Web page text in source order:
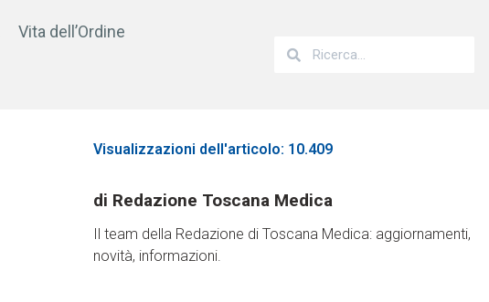
Vita dell’Ordine
Visualizzazioni dell'articolo: 10.409
Redazione Toscana Medica
Il team della Redazione di Toscana Medica: aggiornamenti,
novità, informazioni.